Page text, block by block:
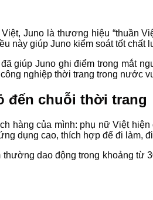
Juno là thương hiệu “thuần
này giúp Juno kiểm soát tốt
đã giúp Juno ghi điểm trong mắt
nghiệp thời trang trong nước
đến chuỗi thời trang
hàng của mình: phụ nữ Việt
dụng cao, thích hợp để đi làm,
dao động trong khoảng